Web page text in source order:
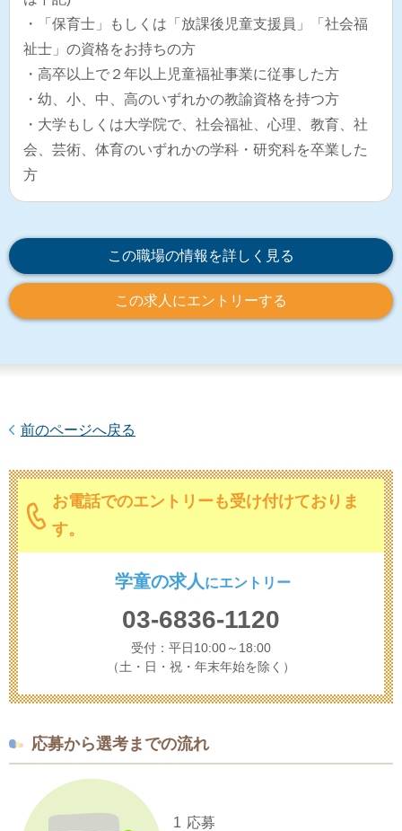
・「保育士」もしくは「放課後児童支援員」「社会福
祉士」の資格をお持ちの方
・高卒以上で２年以上児童福祉事業に従事した方
・幼、小、中、高のいずれかの教諭資格を持つ方
・大学もしくは大学院で、社会福祉、心理、教育、社
会、芸術、体育のいずれかの学科・研究科を卒業した
方
この職場の情報を詳しく見る
この求人にエントリーする
前のページへ戻る
お電話でのエントリーも受け付けておりま
す。
学童の求人 にエントリー
03-6836-1120
受付：平日10:00～18:00
（土・日・祝・年末年始を除く）
応募から選考までの流れ
1 応募